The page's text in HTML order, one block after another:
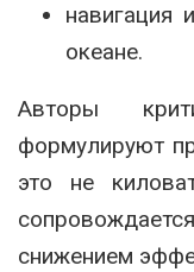
навигация
океане.
Авторы
формулируют
это не
снижением